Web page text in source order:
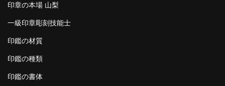
印章の本場 山梨
一級印章彫刻技能士
印鑑の材質
印鑑の種類
印鑑の書体